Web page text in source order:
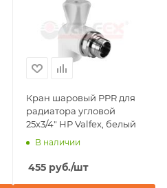
Кран шаровый PPR для
радиатора угловой
25х3/4" НР Valfex, белый
В наличии
455 руб./шт